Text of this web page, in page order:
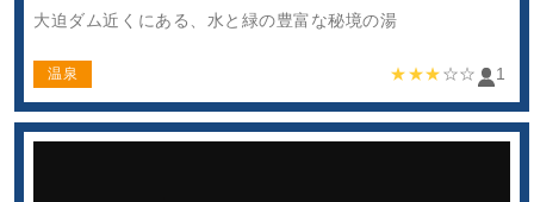
大迫ダム近くにある、水と緑の豊富な秘境の湯
温泉 ★★★☆☆ 1